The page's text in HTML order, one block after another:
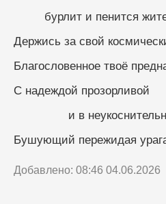
бурлит и пенится
Держись за свой
Благословенное твоё
С надеждой прозорливой
и в
Бушующий пережидая
Добавлено: 08:46 04.06.2026